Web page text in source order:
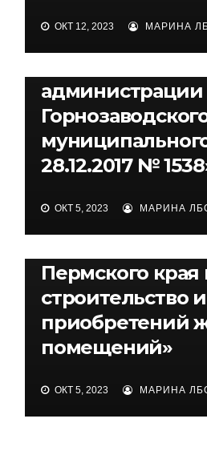
ОКТ 12, 2023 МАРИНА
Горнозаводска,
администрации
28.12.2017 №
ОКТ 5, 2023 МАРИНА
2023 года
расчетной
квадратного
площади жилья
городскому
Пермского края
расчета
Пермского края
строительство и
приобретений
помещений»
ОКТ 5, 2023 МАРИНА